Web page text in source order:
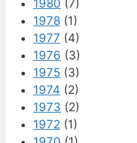
1980 (7)
1978 (1)
1977 (4)
1976 (3)
1975 (3)
1974 (2)
1973 (2)
1972 (1)